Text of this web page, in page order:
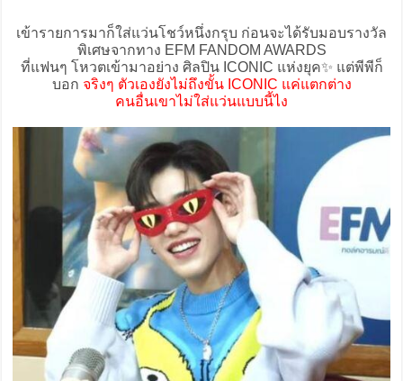
เข้ารายการมาก็ใส่แว่นโชว์หนึ่งกรุบ ก่อนจะได้รับมอบรางวัล
พิเศษจากทาง EFM FANDOM AWARDS
ที่แฟนๆ โหวตเข้ามาอย่าง ศิลปิน ICONIC แห่งยุค✨ แต่พีพีก็
บอก จริงๆ ตัวเองยังไม่ถึงขั้น ICONIC แค่แตกต่าง
คนอื่นเขาไม่ใส่แว่นแบบนี้ไง